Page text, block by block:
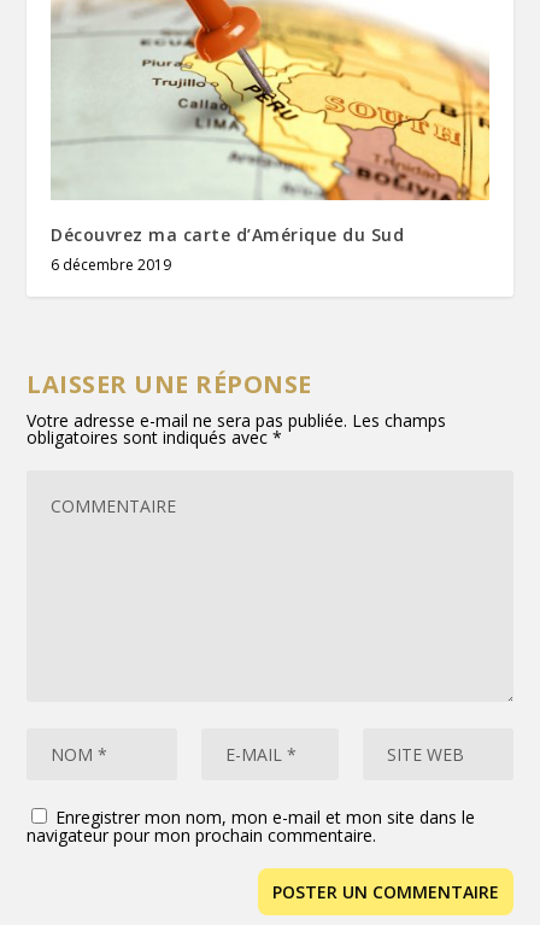
Découvrez ma carte d’Amérique du Sud
6 décembre 2019
LAISSER UNE RÉPONSE
Votre adresse e-mail ne sera pas publiée. Les champs
obligatoires sont indiqués avec*
Enregistrer mon nom, mon e-mail et mon site dans le
navigateur pour mon prochain commentaire.